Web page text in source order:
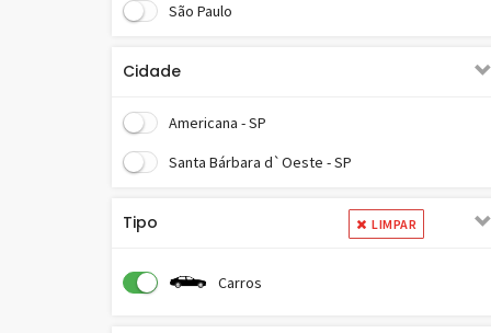
São Paulo
Cidade
Americana - SP
Santa Bárbara d`Oeste - SP
Tipo LIMPAR
Carros